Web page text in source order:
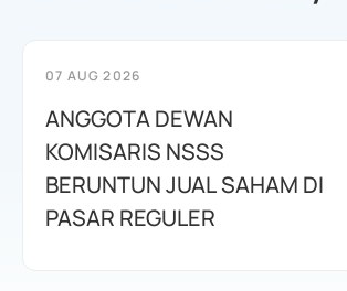
07 AUG 2026
ANGGOTA DEWAN
KOMISARIS NSSS
BERUNTUN JUAL SAHAM DI
PASAR REGULER